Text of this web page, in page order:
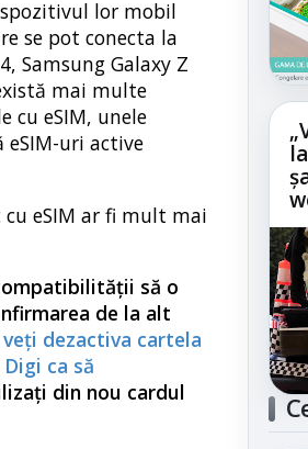
lor mobil
se pot conecta la
Samsung Galaxy Z
mai multe
cu eSIM, unele
eSIM-uri active
eSIM ar fi mult mai
să o
de la alt
dezactiva cartela
ca să
din nou cardul